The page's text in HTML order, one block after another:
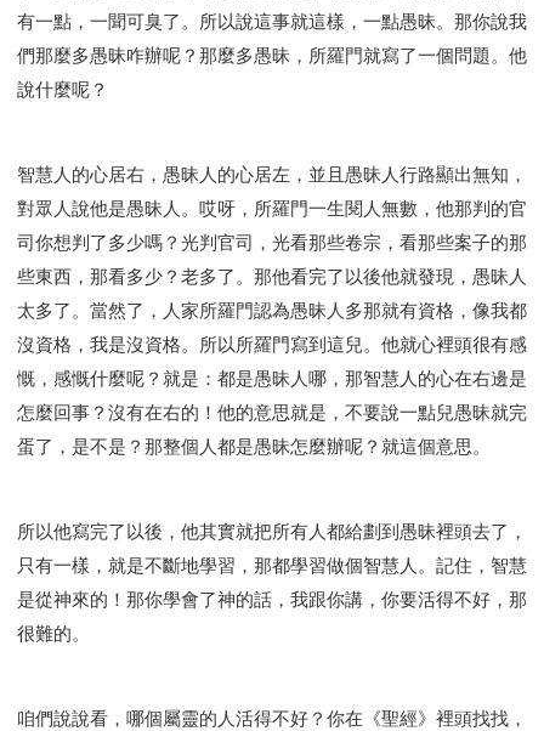
有一點，一聞可臭了。所以說這事就這樣，一點愚昧。那你說我
們那麼多愚昧咋辦呢？那麼多愚昧，所羅門就寫了一個問題。他
說什麼呢？
智慧人的心居右，愚昧人的心居左，並且愚昧人行路顯出無知，
對眾人說他是愚昧人。哎呀，所羅門一生閱人無數，他那判的官
司你想判了多少嗎？光判官司，光看那些卷宗，看那些案子的那
些東西，那看多少？老多了。那他看完了以後他就發現，愚昧人
太多了。當然了，人家所羅門認為愚昧人多那就有資格，像我都
沒資格，我是沒資格。所以所羅門寫到這兒。他就心裡頭很有感
慨，感慨什麼呢？就是：都是愚昧人哪，那智慧人的心在右邊是
怎麼回事？沒有在右的！他的意思就是，不要說一點兒愚昧就完
蛋了，是不是？那整個人都是愚昧怎麼辦呢？就這個意思。
所以他寫完了以後，他其實就把所有人都給劃到愚昧裡頭去了，
只有一樣，就是不斷地學習，那都學習做個智慧人。記住，智慧
是從神來的！那你學會了神的話，我跟你講，你要活得不好，那
很難的。
咱們說說看，哪個屬靈的人活得不好？你在《聖經》裡頭找找，